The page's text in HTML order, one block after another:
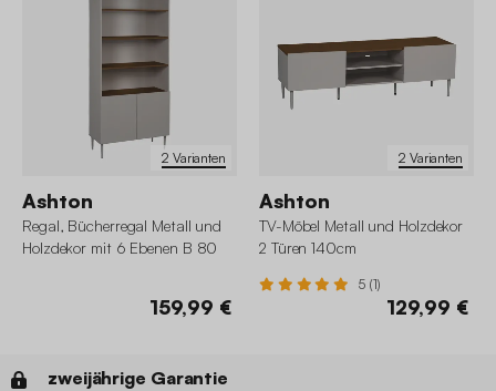
2 Varianten
Ashton
Regal, Bücherregal Metall und
Holzdekor mit 6 Ebenen B 80
159,99 €
2 Varianten
Ashton
TV-Möbel Metall und Holzdekor
2 Türen 140cm
5 (1)
129,99 €
zweijährige Garantie